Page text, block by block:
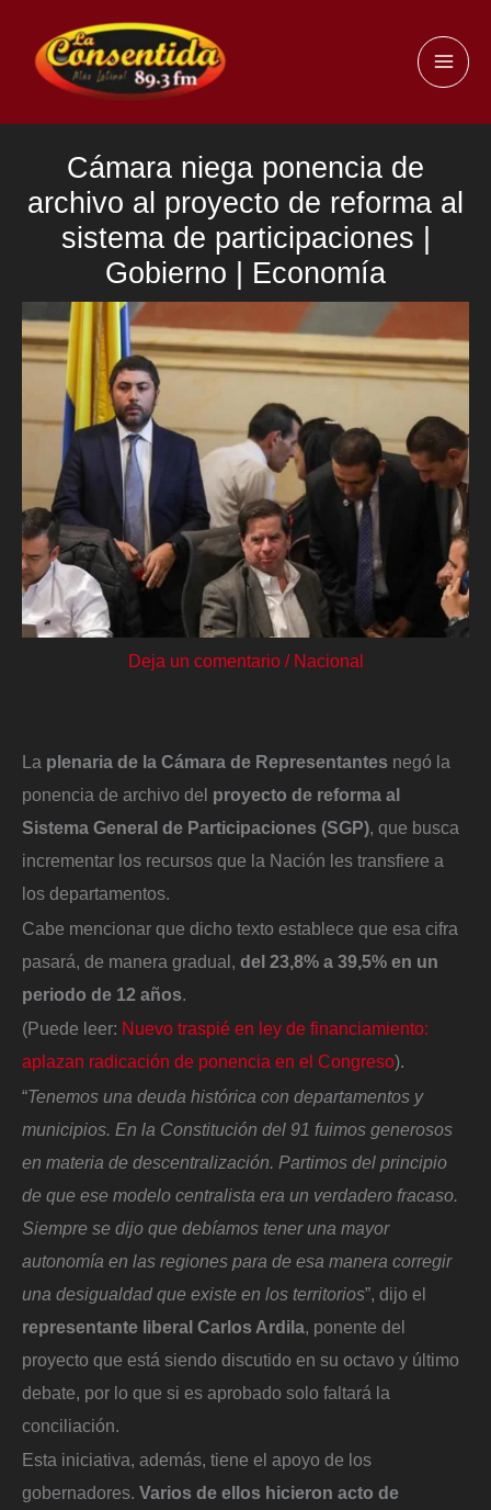
contenido
Cámara niega ponencia de
archivo al proyecto de reforma al
sistema de participaciones |
Gobierno | Economía
Deja un comentario / Nacional
La plenaria de la Cámara de Representantes negó la
ponencia de archivo del proyecto de reforma al
Sistema General de Participaciones (SGP), que busca
incrementar los recursos que la Nación les transfiere a
los departamentos.
Cabe mencionar que dicho texto establece que esa cifra
pasará, de manera gradual, del 23,8% a 39,5% en un
periodo de 12 años
(Puede leer: Nuevo traspié en ley de financiamiento:
aplazan radicación de ponencia en el Congreso).
“Tenemos una deuda histórica con departamentos y
municipios. En la Constitución del 91 fuimos generosos
en materia de descentralización. Partimos del principio
de que ese modelo centralista era un verdadero fracaso.
Siempre se dijo que debíamos tener una mayor
autonomía en las regiones para de esa manera corregir
una desigualdad que existe en los territorios”, dijo el
representante liberal Carlos Ardila, ponente del
proyecto que está siendo discutido en su octavo y último
debate, por lo que si es aprobado solo faltará la
conciliación.
Esta iniciativa, además, tiene el apoyo de los
gobernadores. Varios de ellos hicieron acto de